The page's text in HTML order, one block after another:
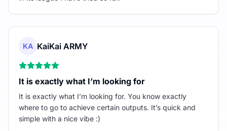
KA KaiKai ARMY
It is exactly what I’m looking for
It is exactly what I’m looking for. You know exactly
where to go to achieve certain outputs. It’s quick and
simple with a nice vibe :)